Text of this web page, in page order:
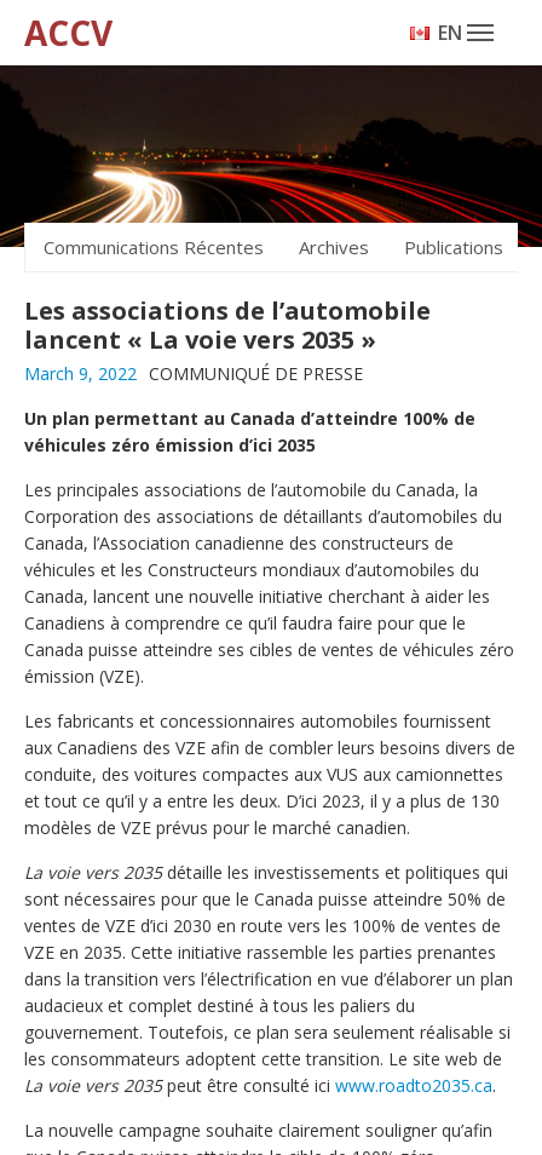
ACCV ENGLISH
Communications Récentes Archives Publications
Les associations de l’automobile
lancent « La voie vers 2035 »
March 9, 2022 COMMUNIQUÉ DE PRESSE
Un plan permettant au Canada d’atteindre 100% de
véhicules zéro émission d’ici 2035
Les principales associations de l’automobile du Canada, la
Corporation des associations de détaillants d’automobiles du
Canada, l’Association canadienne des constructeurs de
véhicules et les Constructeurs mondiaux d’automobiles du
Canada, lancent une nouvelle initiative cherchant à aider les
Canadiens à comprendre ce qu’il faudra faire pour que le
Canada puisse atteindre ses cibles de ventes de véhicules zéro
émission (VZE).
Les fabricants et concessionnaires automobiles fournissent
aux Canadiens des VZE afin de combler leurs besoins divers de
conduite, des voitures compactes aux VUS aux camionnettes
et tout ce qu’il y a entre les deux. D’ici 2023, il y a plus de 130
modèles de VZE prévus pour le marché canadien.
La voie vers 2035détaille les investissements et politiques qui
sont nécessaires pour que le Canada puisse atteindre 50% de
ventes de VZE d’ici 2030 en route vers les 100% de ventes de
VZE en 2035. Cette initiative rassemble les parties prenantes
dans la transition vers l’électrification en vue d’élaborer un plan
audacieux et complet destiné à tous les paliers du
gouvernement. Toutefois, ce plan sera seulement réalisable si
les consommateurs adoptent cette transition. Le site web de
La voie vers 2035peut être consulté ici www.roadto2035.ca.
La nouvelle campagne souhaite clairement souligner qu’afin